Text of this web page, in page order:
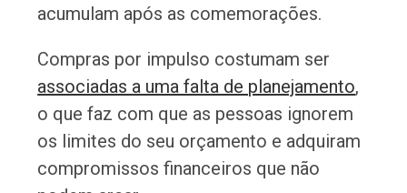
acumulam após as comemorações.
Compras por impulso costumam ser
associadas a uma falta de planejamento,
o que faz com que as pessoas ignorem
os limites do seu orçamento e adquiram
compromissos financeiros que não